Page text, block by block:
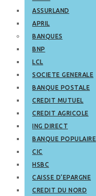
ASSURLAND
APRIL
BANQUES
BNP
LCL
SOCIETE GENERALE
BANQUE POSTALE
CREDIT MUTUEL
CREDIT AGRICOLE
ING DIRECT
BANQUE POPULAIRE
CIC
HSBC
CAISSE D’EPARGNE
CREDIT DU NORD